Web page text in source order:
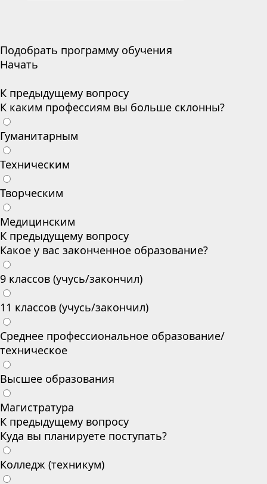
Подобрать программу обучения
Начать
К предыдущему вопросу
К каким профессиям вы больше склонны?
Гуманитарным
Техническим
Творческим
Медицинским
К предыдущему вопросу
Какое у вас законченное образование?
9 классов (учусь/закончил)
11 классов (учусь/закончил)
Среднее профессиональное образование/
техническое
Высшее образования
Магистратура
К предыдущему вопросу
Куда вы планируете поступать?
Колледж (техникум)